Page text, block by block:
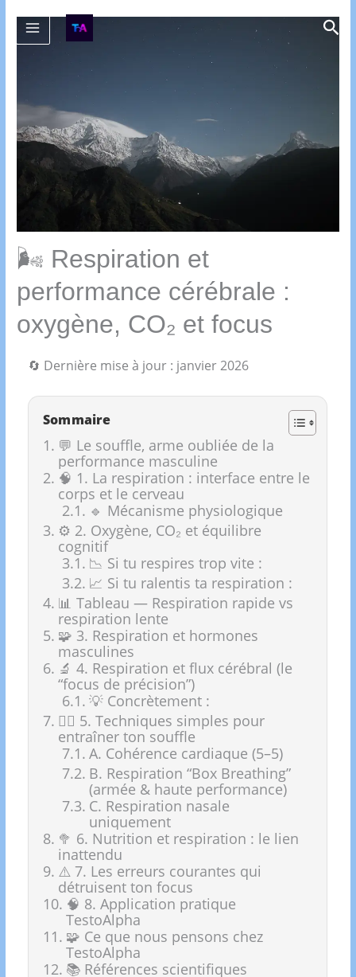
contenu
🌬️ Respiration et
performance cérébrale :
oxygène, CO₂ et focus
🔄 Dernière mise à jour : janvier 2026
Sommaire
💬 Le souffle, arme oubliée de la
performance masculine
🧠 1. La respiration : interface entre le
corps et le cerveau
🔹 Mécanisme physiologique
⚙️ 2. Oxygène, CO₂ et équilibre
cognitif
📉 Si tu respires trop vite :
📈 Si tu ralentis ta respiration :
📊 Tableau — Respiration rapide vs
respiration lente
🧩 3. Respiration et hormones
masculines
🔬 4. Respiration et flux cérébral (le
“focus de précision”)
💡 Concrètement :
🧘‍♂️ 5. Techniques simples pour
entraîner ton souffle
A. Cohérence cardiaque (5–5)
B. Respiration “Box Breathing”
(armée & haute performance)
C. Respiration nasale
uniquement
🥦 6. Nutrition et respiration : le lien
inattendu
⚠️ 7. Les erreurs courantes qui
détruisent ton focus
🧠 8. Application pratique
TestoAlpha
🧩 Ce que nous pensons chez
TestoAlpha
📚 Références scientifiques